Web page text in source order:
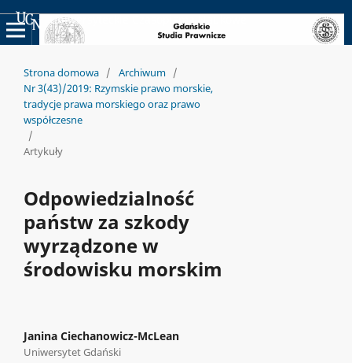
Uniwersyteckie Czasopisma Naukowe
Strona domowa / Archiwum /
Nr 3(43)/2019: Rzymskie prawo morskie,
tradycje prawa morskiego oraz prawo
współczesne
/
Artykuły
Odpowiedzialność
państw za szkody
wyrządzone w
środowisku morskim
Janina Ciechanowicz-McLean
Uniwersytet Gdański